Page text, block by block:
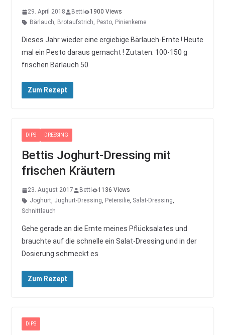
29. April 2018 Betti
1900 Views
Bärlauch, Brotaufstrich, Pesto, Pinienkerne
Dieses Jahr wieder eine ergiebige Bärlauch-Ernte ! Heute
mal ein Pesto daraus gemacht ! Zutaten: 100-150 g
frischen Bärlauch 50
Zum Rezept
DIPS DRESSING
Bettis Joghurt-Dressing mit
frischen Kräutern
23. August 2017 Betti
1136 Views
Joghurt, Jughurt-Dressing, Petersilie, Salat-Dressing,
Schnittlauch
Gehe gerade an die Ernte meines Pflücksalates und
brauchte auf die schnelle ein Salat-Dressing und in der
Dosierung schmeckt es
Zum Rezept
DIPS